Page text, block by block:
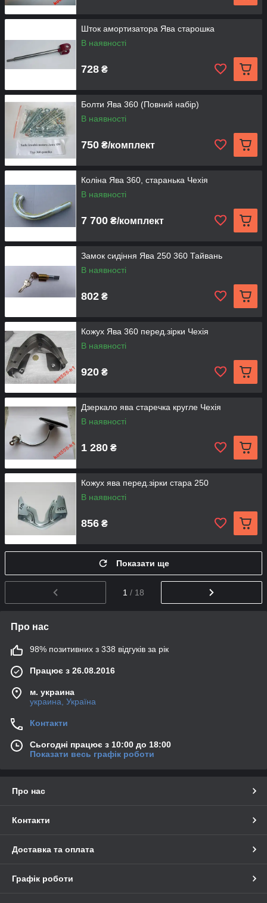
Шток амортизатора Ява старошка
В наявності
728 ₴
Болти Ява 360 (Повний набір)
В наявності
750 ₴/комплект
Коліна Ява 360, старанька Чехія
В наявності
7 700 ₴/комплект
Замок сидіння Ява 250 360 Тайвань
В наявності
802 ₴
Кожух Ява 360 перед.зірки Чехія
В наявності
920 ₴
Дзеркало ява старечка кругле Чехія
В наявності
1 280 ₴
Кожух ява перед.зірки стара 250
В наявності
856 ₴
Показати ще
1 / 18
Про нас
98% позитивних з 338 відгуків за рік
Працює з 26.08.2016
м. украина
украина, Україна
Контакти
Сьогодні працює з 10:00 до 18:00
Показати весь графік роботи
Про нас
Контакти
Доставка та оплата
Графік роботи